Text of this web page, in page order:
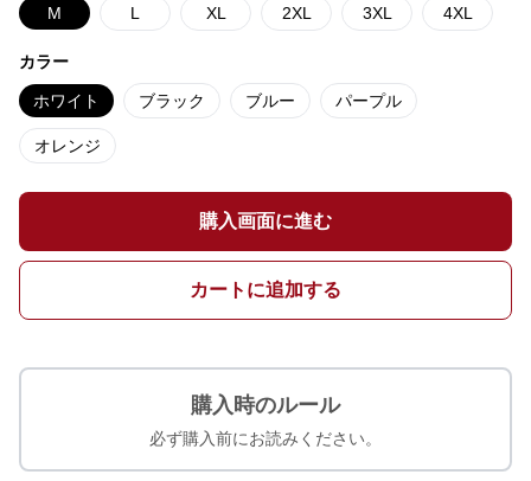
M L XL 2XL 3XL 4XL
カラー
ホワイト ブラック ブルー パープル
オレンジ
購入画面に進む
カートに追加する
購入時のルール
必ず購入前にお読みください。